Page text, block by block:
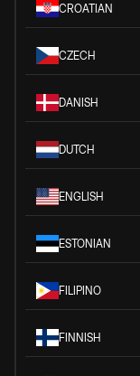
CROATIAN
CZECH
DANISH
DUTCH
ENGLISH
ESTONIAN
FILIPINO
FINNISH